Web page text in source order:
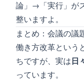
論」→「実行」が
整いますよ。
まとめ：会議の議
働き方改革という
ちですが、実は 日
っています。